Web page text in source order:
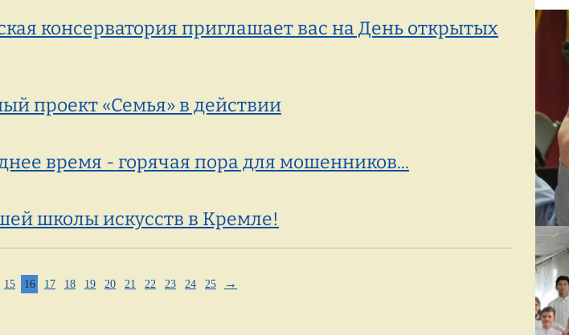
консерватория приглашает вас на День открытых
проект «Семья» в действии
время - горячая пора для мошенников...
школы искусств в Кремле!
15 16 17 18 19 20 21 22 23 24 25 →